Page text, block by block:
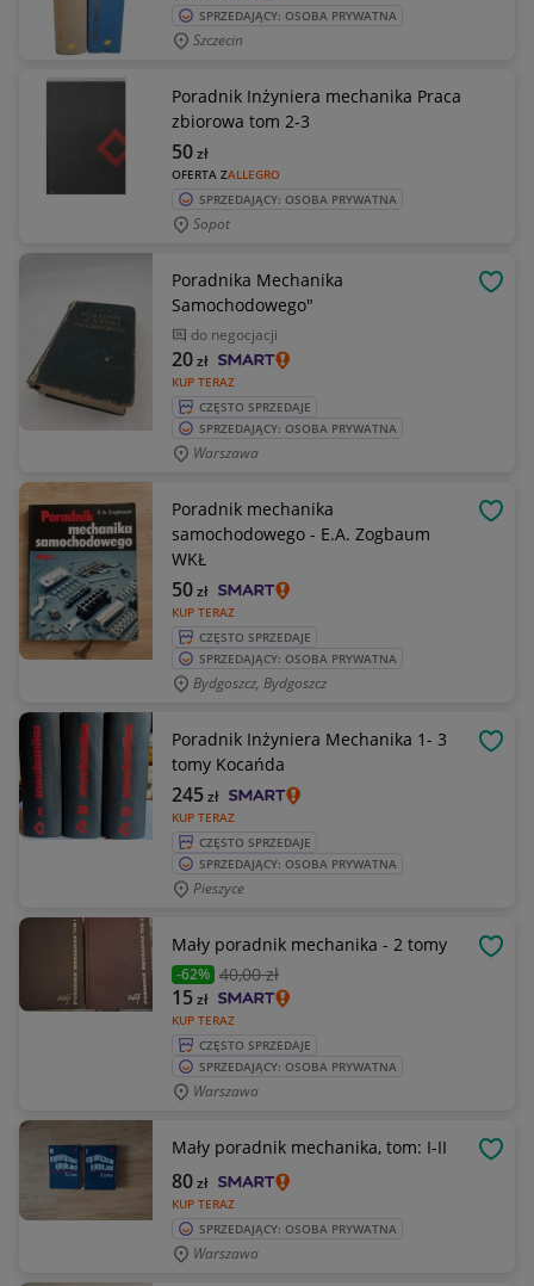
SPRZEDAJĄCY: OSOBA PRYWATNA
Szczecin
Poradnik Inżyniera mechanika Praca
zbiorowa tom 2-3
OFERTA ZALLEGRO
50zł
SPRZEDAJĄCY: OSOBA PRYWATNA
Sopot
Poradnika Mechanika
Samochodowego"
do negocjacji
KUP TERAZ
20zł
CZĘSTO SPRZEDAJE
SPRZEDAJĄCY: OSOBA PRYWATNA
Warszawa
Poradnik mechanika
samochodowego - E.A. Zogbaum
WKŁ
KUP TERAZ
50zł
CZĘSTO SPRZEDAJE
SPRZEDAJĄCY: OSOBA PRYWATNA
Bydgoszcz, Bydgoszcz
Poradnik Inżyniera Mechanika 1- 3
tomy Kocańda
KUP TERAZ
245zł
CZĘSTO SPRZEDAJE
SPRZEDAJĄCY: OSOBA PRYWATNA
Pieszyce
Mały poradnik mechanika - 2 tomy
-62% 40,00 zł
KUP TERAZ
15zł
CZĘSTO SPRZEDAJE
SPRZEDAJĄCY: OSOBA PRYWATNA
Warszawa
Mały poradnik mechanika, tom: I-II
KUP TERAZ
80zł
SPRZEDAJĄCY: OSOBA PRYWATNA
Warszawa